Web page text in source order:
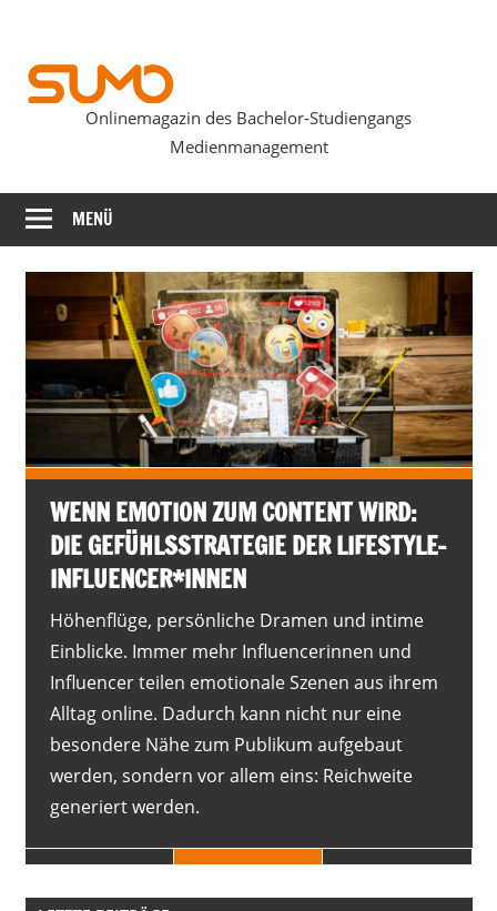
springen
SUMOmag
Onlinemagazin des Bachelor-Studiengangs
Medienmanagement
MENÜ
WENN EMOTION ZUM CONTENT WIRD:
DIE GEFÜHLSSTRATEGIE DER LIFESTYLE-
INFLUENCER*INNEN
Höhenflüge, persönliche Dramen und intime
Einblicke. Immer mehr Influencerinnen und
Influencer teilen emotionale Szenen aus ihrem
Alltag online. Dadurch kann nicht nur eine
besondere Nähe zum Publikum aufgebaut
werden, sondern vor allem eins: Reichweite
generiert werden.